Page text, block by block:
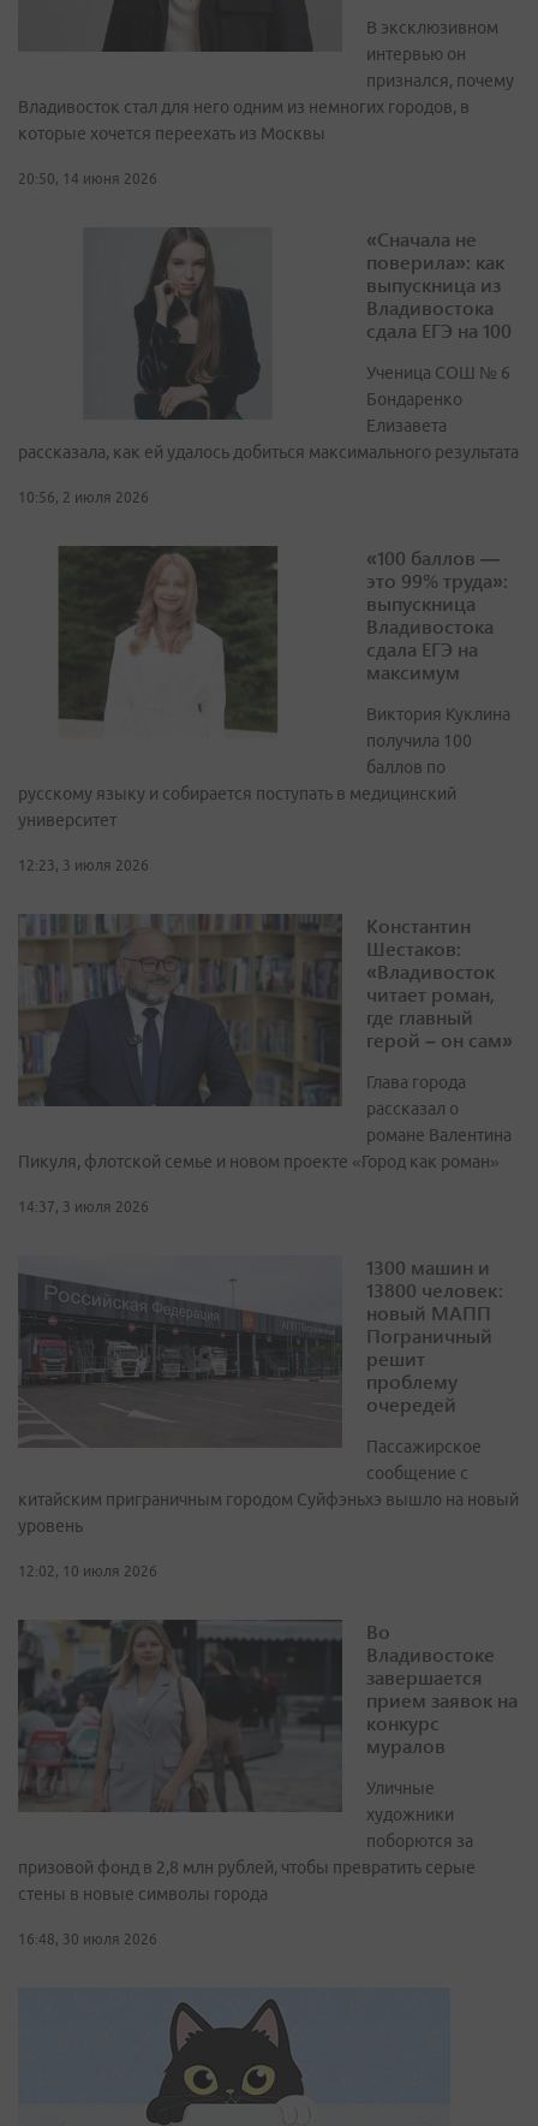
В эксклюзивном
интервью он
признался, почему
Владивосток стал для него одним из немногих городов, в
которые хочется переехать из Москвы
20:50, 14 июня 2026
«Сначала не
поверила»: как
выпускница из
Владивостока
сдала ЕГЭ на 100
Ученица СОШ № 6
Бондаренко
Елизавета
рассказала, как ей удалось добиться максимального результата
10:56, 2 июля 2026
«100 баллов —
это 99% труда»:
выпускница
Владивостока
сдала ЕГЭ на
максимум
Виктория Куклина
получила 100
баллов по
русскому языку и собирается поступать в медицинский
университет
12:23, 3 июля 2026
Константин
Шестаков:
«Владивосток
читает роман,
где главный
герой – он сам»
Глава города
рассказал о
романе Валентина
Пикуля, флотской семье и новом проекте «Город как роман»
14:37, 3 июля 2026
1300 машин и
13800 человек:
новый МАПП
Пограничный
решит
проблему
очередей
Пассажирское
сообщение с
китайским приграничным городом Суйфэньхэ вышло на новый
уровень
12:02, 10 июля 2026
Во
Владивостоке
завершается
прием заявок на
конкурс
муралов
Уличные
художники
поборются за
призовой фонд в 2,8 млн рублей, чтобы превратить серые
стены в новые символы города
16:48, 30 июля 2026